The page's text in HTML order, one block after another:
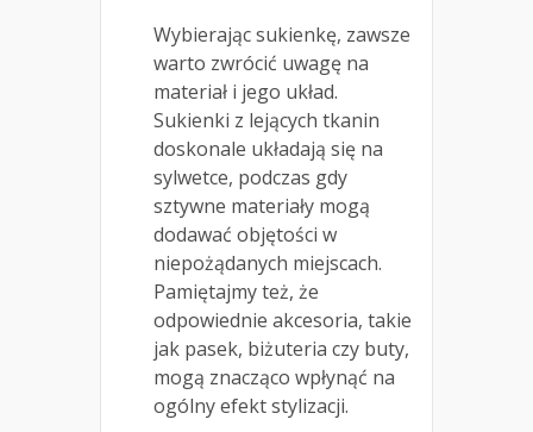
Wybierając sukienkę, zawsze
warto zwrócić uwagę na
materiał i jego układ.
Sukienki z lejących tkanin
doskonale układają się na
sylwetce, podczas gdy
sztywne materiały mogą
dodawać objętości w
niepożądanych miejscach.
Pamiętajmy też, że
odpowiednie akcesoria, takie
jak pasek, biżuteria czy buty,
mogą znacząco wpłynąć na
ogólny efekt stylizacji.